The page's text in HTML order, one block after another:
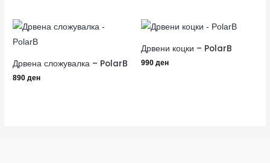
Дрвена сложувалка – PolarB
890ден
Дрвени коцки – PolarB
990 ден